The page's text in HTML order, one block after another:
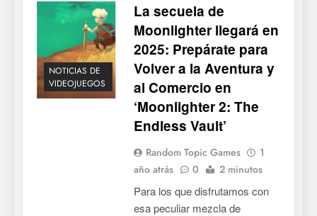
NOTICIAS DE
VIDEOJUEGOS
La secuela de
Moonlighter llegará en
2025: Prepárate para
Volver a la Aventura y
al Comercio en
‘Moonlighter 2: The
Endless Vault’
Random Topic Games
1
año atrás
0 2 minutos
Para los que disfrutamos con
esa peculiar mezcla de